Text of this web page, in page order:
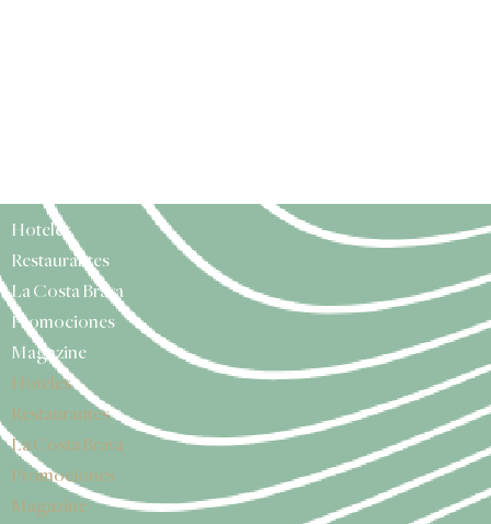
Hoteles
Restaurantes
La Costa Brava
Promociones
Magazine
Hoteles
Restaurantes
La Costa Brava
Promociones
Magazine